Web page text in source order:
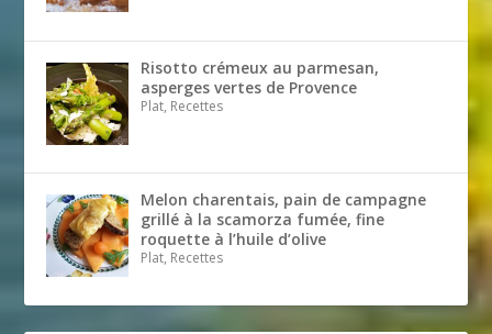
Risotto crémeux au parmesan,
asperges vertes de Provence
Plat, Recettes
Melon charentais, pain de campagne
grillé à la scamorza fumée, fine
roquette à l’huile d’olive
Plat, Recettes